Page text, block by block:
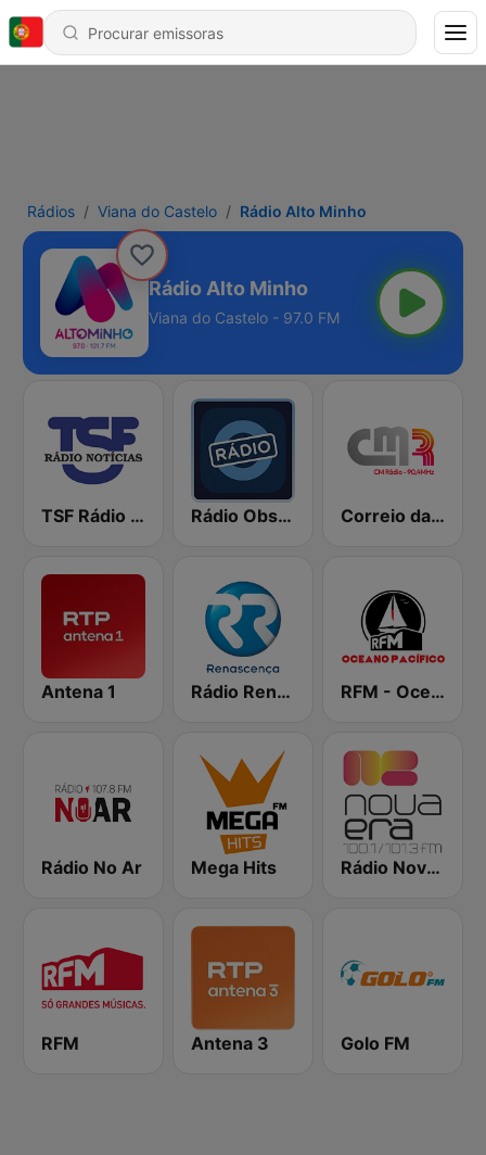
Rádios Viana do Castelo Rádio Alto Minho
Rádio Alto Minho
Viana do Castelo - 97.0 FM
TSF Rádio Notícias Rádio Observador Correio da Manhã Rádio
Antena 1 Rádio Renascença RFM - Oceano Pacífico Online
Rádio No Ar Mega Hits Rádio Nova Era
RFM Antena 3 Golo FM